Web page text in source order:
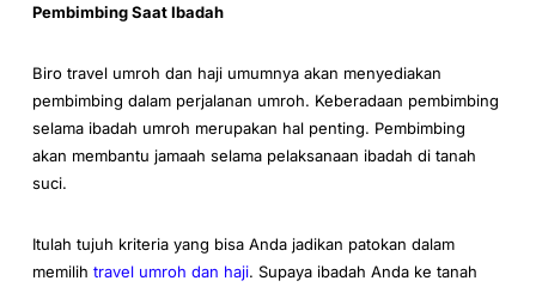
Pembimbing Saat Ibadah
Biro travel umroh dan haji umumnya akan menyediakan
pembimbing dalam perjalanan umroh. Keberadaan pembimbing
selama ibadah umroh merupakan hal penting. Pembimbing
akan membantu jamaah selama pelaksanaan ibadah di tanah
suci.
Itulah tujuh kriteria yang bisa Anda jadikan patokan dalam
memilih travel umroh dan haji. Supaya ibadah Anda ke tanah